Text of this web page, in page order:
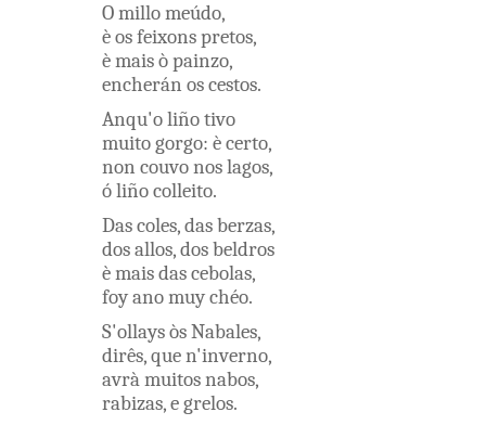
Omillomeúdo,
èosfeixonspretos,
èmaisòpainzo,
encherán oscestos.
Anqu'oliñotivo
muitogorgo: ècerto,
non couvonoslagos,
óliñocolleito.
Dascoles,dasberzas,
dosallos,dosbeldros
èmaisdascebolas,
foyanomuychéo.
S'ollaysòsNabales,
dirês,quen'inverno,
avràmuitosnabos,
rabizas,egrelos.